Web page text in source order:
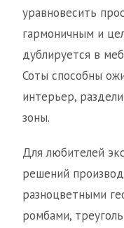
уравновесить
гармоничным и
дублируется в
Соты способны
интерьер,
зоны.
Для любителей
решений
разноцветными
ромбами,